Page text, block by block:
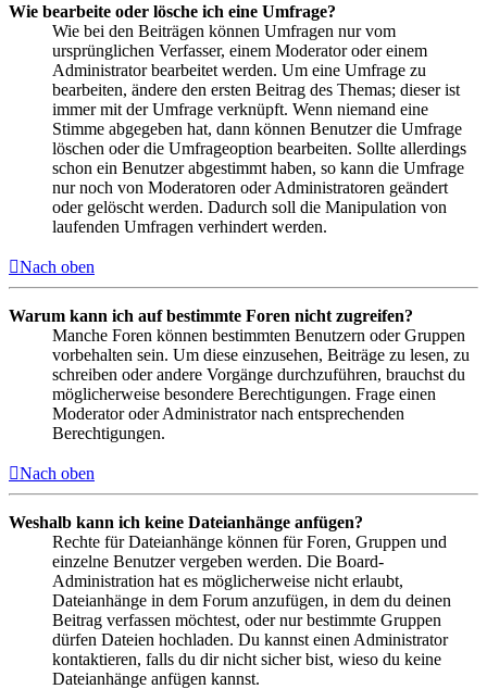
Wie bearbeite oder lösche ich eine Umfrage?
Wie bei den Beiträgen können Umfragen nur vom
ursprünglichen Verfasser, einem Moderator oder einem
Administrator bearbeitet werden. Um eine Umfrage zu
bearbeiten, ändere den ersten Beitrag des Themas; dieser ist
immer mit der Umfrage verknüpft. Wenn niemand eine
Stimme abgegeben hat, dann können Benutzer die Umfrage
löschen oder die Umfrageoption bearbeiten. Sollte allerdings
schon ein Benutzer abgestimmt haben, so kann die Umfrage
nur noch von Moderatoren oder Administratoren geändert
oder gelöscht werden. Dadurch soll die Manipulation von
laufenden Umfragen verhindert werden.
Nach oben
Warum kann ich auf bestimmte Foren nicht zugreifen?
Manche Foren können bestimmten Benutzern oder Gruppen
vorbehalten sein. Um diese einzusehen, Beiträge zu lesen, zu
schreiben oder andere Vorgänge durchzuführen, brauchst du
möglicherweise besondere Berechtigungen. Frage einen
Moderator oder Administrator nach entsprechenden
Berechtigungen.
Nach oben
Weshalb kann ich keine Dateianhänge anfügen?
Rechte für Dateianhänge können für Foren, Gruppen und
einzelne Benutzer vergeben werden. Die Board-
Administration hat es möglicherweise nicht erlaubt,
Dateianhänge in dem Forum anzufügen, in dem du deinen
Beitrag verfassen möchtest, oder nur bestimmte Gruppen
dürfen Dateien hochladen. Du kannst einen Administrator
kontaktieren, falls du dir nicht sicher bist, wieso du keine
Dateianhänge anfügen kannst.